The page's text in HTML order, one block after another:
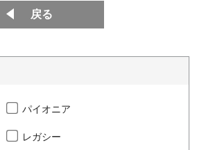
戻る
パイオニア
レガシー